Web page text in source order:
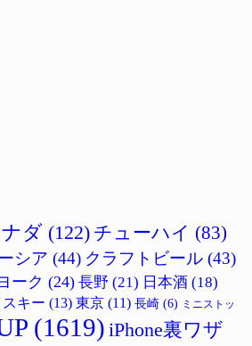
ダ (122) チューハイ (83)
シア (44) クラフトビール (43)
ーク (24) 長野 (21) 日本酒 (18)
スキー (13) 東京 (11) 長崎 (6) ミニストッ
(1619) iPhone裏ワザ